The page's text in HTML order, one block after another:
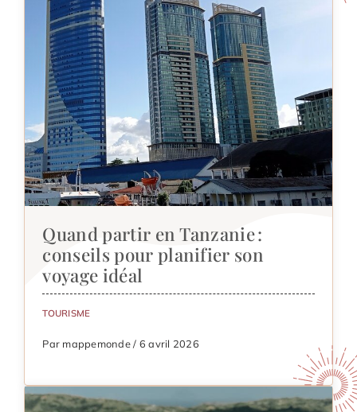
Quand partir en Tanzanie :
conseils pour planifier son
voyage idéal
TOURISME
Par mappemonde / 6 avril 2026